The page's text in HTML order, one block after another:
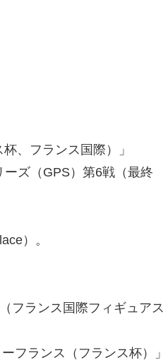
、フランス国際）」
ズ（GPS）第6戦（最終
）。
フランス国際フィギュアス
フランス（フランス杯）」